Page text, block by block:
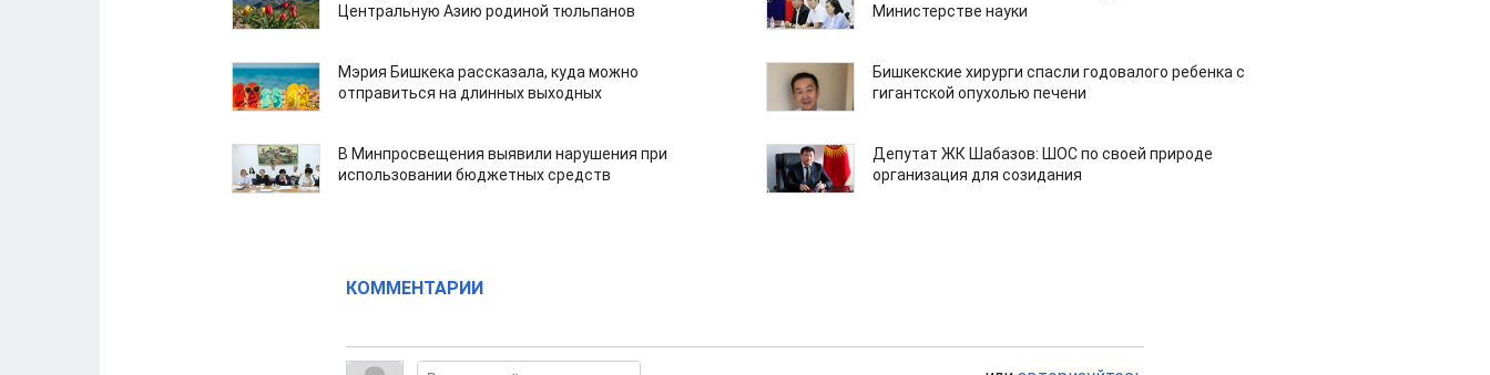
Центральную Азию родиной тюльпанов
Министерстве науки
Мэрия Бишкека рассказала, куда можно
отправиться на длинных выходных
Бишкекские хирурги спасли годовалого ребенка с
гигантской опухолью печени
В Минпросвещения выявили нарушения при
использовании бюджетных средств
Депутат ЖК Шабазов: ШОС по своей природе
организация для созидания
КОММЕНТАРИИ